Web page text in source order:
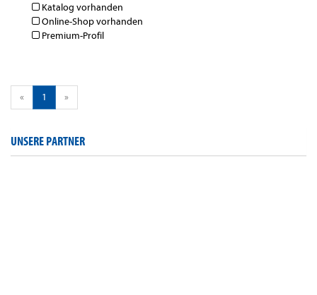
Katalog vorhanden
Online-Shop vorhanden
Premium-Profil
« 1 »
UNSERE PARTNER